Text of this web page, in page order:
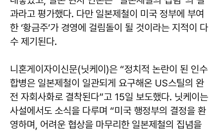
과라고 평가했다. 다만 일본제철이 미국 정부에 부여
한 ‘황금주’가 경영에 걸림돌이 될 것이라는 지적이 다
수 제기된다.
니혼게이자이신문(닛케이)은 “정치적 논란이 된 인수
합병은 일본제철이 일관되게 요구해온 US스틸의 완
전 자회사화로 결착된다”고 15일 보도했다. 닛케이는
사설에서도 소식을 다루며 “미국 행정부의 결정을 환
영하며, 어려운 협상을 마무리한 일본제철의 집념을